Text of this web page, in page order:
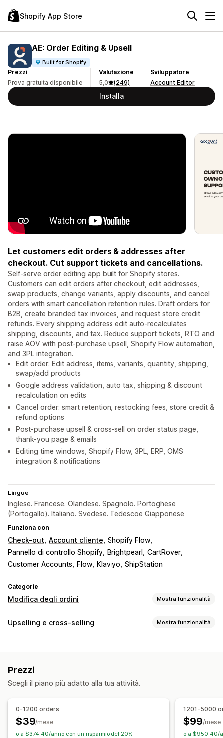
Shopify App Store
AE: Order Editing & Upsell
Built for Shopify
Prezzi
Prova gratuita disponibile
Valutazione
5,0
(249)
Sviluppatore
Account Editor
Installa
Let customers edit orders & addresses after
checkout. Cut support tickets and cancellations.
Self-serve order editing app built for Shopify stores.
Customers can edit orders after checkout, edit addresses,
swap products, change variants, apply discounts, and cancel
orders with smart cancellation retention rules. Draft orders for
B2B, create branded tax invoices, and request store credit
refunds. Every shipping address edit auto-recalculates
shipping, discounts, and tax. Reduce support tickets, RTO and
raise AOV with post-purchase upsell, Shopify Flow automation,
and 3PL integration.
Edit order: Edit address, items, variants, quantity, shipping,
swap/add products
Google address validation, auto tax, shipping & discount
recalculation on edits
Cancel order: smart retention, restocking fees, store credit &
refund options
Post-purchase upsell & cross-sell on order status page,
thank-you page & emails
Editing time windows, Shopify Flow, 3PL, ERP, OMS
integration & notifications
Lingue
Inglese. Francese. Olandese. Spagnolo. Portoghese
(Portogallo). Italiano. Svedese. Tedescoe Giapponese
Funziona con
Check-out Account cliente Shopify Flow
Pannello di controllo Shopify
Brightpearl
CartRover
Customer Accounts
Flow Klaviyo ShipStation
Categorie
Modifica degli ordini Mostra funzionalità
Aggiornamenti sugli ordini
Regole personalizzate
Modifica in blocco Portale clienti
Gestione degli ordini
Aggiornamenti sullo stato
Importazione ed esportazione Analisi
Upselling e cross-selling Mostra funzionalità
Upselling nella pagina di ringraziamento
Componenti aggiuntivi con un clic CSS personalizzato
Multilingua Regole personalizzate
Offerte e raccomandazioni
Prezzi
Scegli il piano più adatto alla tua attività.
0-1200 orders
$39/mese
o a $374.40/anno con un risparmio del 20%
1201-5000
$99/mese
o a $950.40/